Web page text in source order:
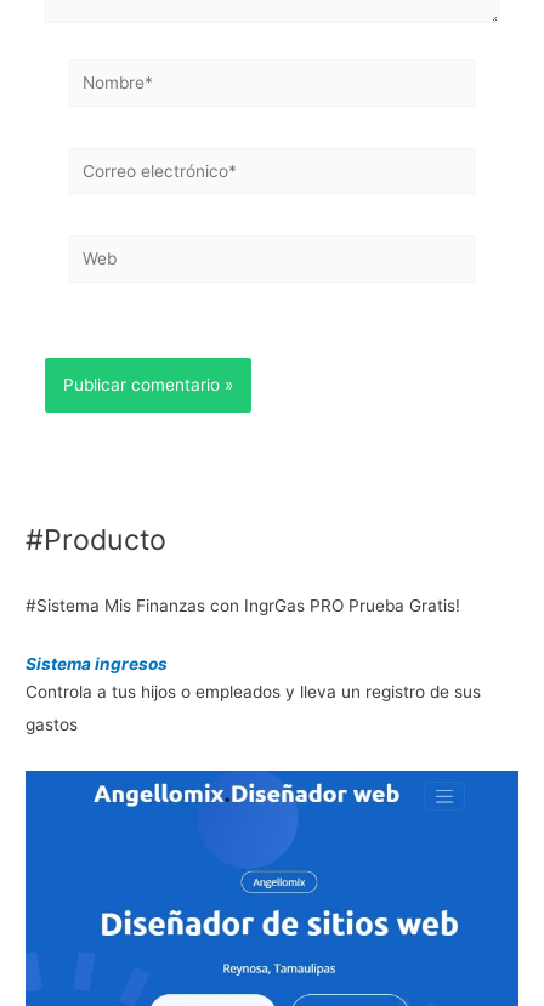
Nombre*
Correo
Web
#Producto
#Sistema Mis Finanzas con IngrGas PRO Prueba Gratis!
Sistema ingresos
Controla a tus hijos o empleados y lleva un registro de sus
gastos